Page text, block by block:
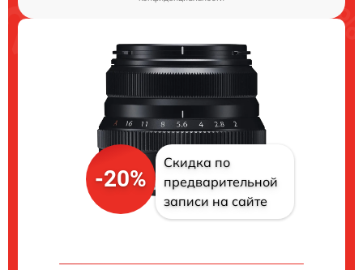
-20%
Скидка по
предварительной
записи на сайте